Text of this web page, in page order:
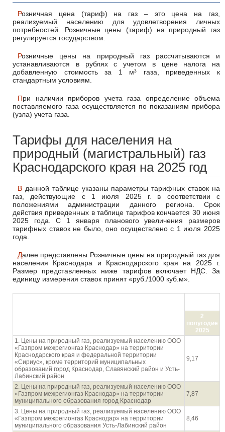
Розничная цена (тариф) на газ – это цена на газ,
реализуемый населению для удовлетворения личных
потребностей. Розничные цены (тариф) на природный газ
регулируется государством.
Розничные цены на природный газ рассчитываются и
устанавливаются в рублях с учетом в цене налога на
добавленную стоимость за 1 м³ газа, приведенных к
стандартным условиям.
При наличии приборов учета газа определение объема
поставляемого газа осуществляется по показаниям прибора
(узла) учета газа.
Тарифы для населения на
природный (магистральный) газ
Краснодарского края на 2025 год
В данной таблице указаны параметры тарифных ставок на
газ, действующие с 1 июля 2025 г. в соответствии с
положениями администрации данного региона. Срок
действия приведенных в таблице тарифов кончается 30 июня
2025 года. С 1 января планового увеличения размеров
тарифных ставок не было, оно осуществлено с 1 июля 2025
года.
Далее представлены Розничные цены на природный газ для
населения Краснодара и Краснодарского края на 2025 г.
Размер представленных ниже тарифов включает НДС. За
единицу измерения ставок принят «руб./1000 куб.м».
2
полугодие
2025
1. Цены на природный газ, реализуемый населению ООО
«Газпром межрегионгаз Краснодар» на территории
Краснодарского края и федеральной территории
«Сириус», кроме территорий муниципальных
образований город Краснодар, Славянский район и Усть-
Лабинский район
9,17
2. Цены на природный газ, реализуемый населению ООО
«Газпром межрегионгаз Краснодар» на территории
муниципального образования город Краснодар
7,87
3. Цены на природный газ, реализуемый населению ООО
«Газпром межрегионгаз Краснодар» на территории
муниципального образования Усть-Лабинский район
8,46